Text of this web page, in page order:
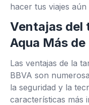
hacer tus viajes
Ventajas del
Aqua Más de
Las ventajas de la
BBVA son
la seguridad y la
características más